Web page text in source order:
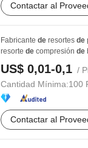
Contactar al
Fabricante de resortes de
resorte de compresión de
US$ 0,01-0,1 /
Cantidad Mínima:100
Contactar al